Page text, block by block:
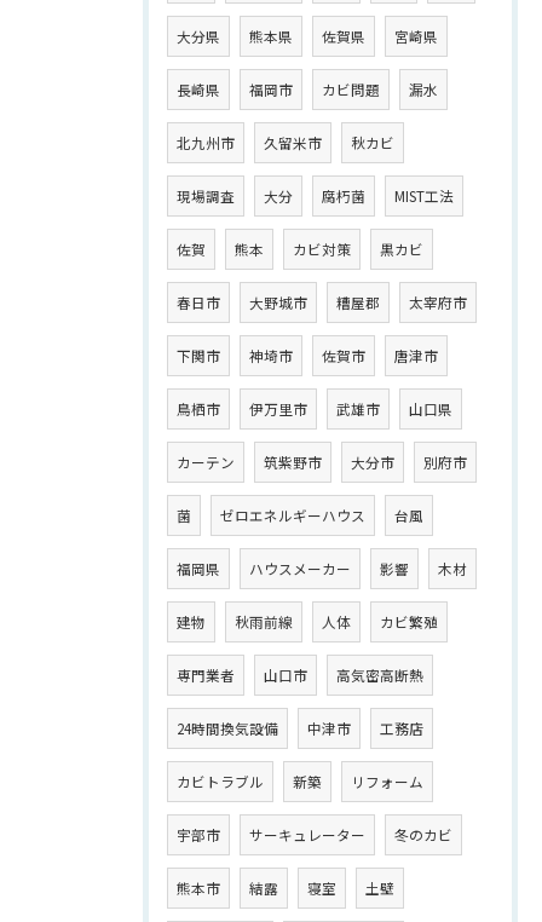
大分県 熊本県 佐賀県 宮崎県
長崎県 福岡市 カビ問題 漏水
北九州市 久留米市 秋カビ
現場調査 大分 腐朽菌 MIST工法
佐賀 熊本 カビ対策 黒カビ
春日市 大野城市 糟屋郡 太宰府市
下関市 神埼市 佐賀市 唐津市
鳥栖市 伊万里市 武雄市 山口県
カーテン 筑紫野市 大分市 別府市
菌 ゼロエネルギーハウス 台風
福岡県 ハウスメーカー 影響 木材
建物 秋雨前線 人体 カビ繁殖
専門業者 山口市 高気密高断熱
24時間換気設備 中津市 工務店
カビトラブル 新築 リフォーム
宇部市 サーキュレーター 冬のカビ
熊本市 結露 寝室 土壁